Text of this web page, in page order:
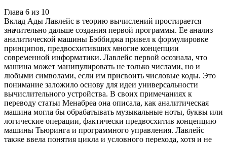
Глава 6 из 10
Вклад Ады Лавлейс в теорию вычислений простирается
значительно дальше создания первой программы. Ее анализ
аналитической машины Бэббиджа привел к формулировке
принципов, предвосхитивших многие концепции
современной информатики. Лавлейс первой осознала, что
машина может манипулировать не только числами, но и
любыми символами, если им присвоить числовые коды. Это
понимание заложило основу для идеи универсальности
вычислительного устройства. В своих примечаниях к
переводу статьи Менабреа она описала, как аналитическая
машина могла бы обрабатывать музыкальные ноты, буквы или
логические операции, фактически предвосхитив концепцию
машины Тьюринга и программного управления. Лавлейс
также ввела понятия цикла и условного перехода, хотя и не